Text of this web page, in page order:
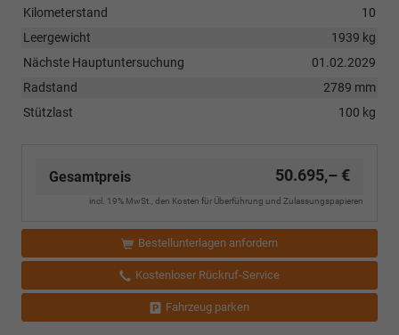
Kilometerstand
10
Leergewicht
1939 kg
Nächste Hauptuntersuchung
01.02.2029
Radstand
2789 mm
Stützlast
100 kg
Gesamtpreis 50.695,– €
incl. 19% MwSt., den Kosten für Überführung und Zulassungspapieren
Bestellunterlagen anfordern
Kostenloser Rückruf-Service
Fahrzeug parken